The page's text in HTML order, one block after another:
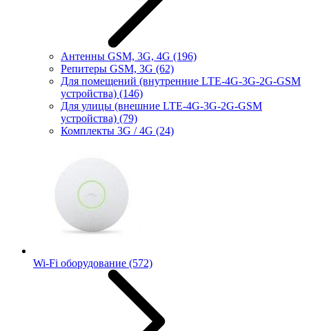
Антенны GSM, 3G, 4G (196)
Репитеры GSM, 3G (62)
Для помещений (внутренние LTE-4G-3G-2G-GSM
устройства) (146)
Для улицы (внешние LTE-4G-3G-2G-GSM
устройства) (79)
Комплекты 3G / 4G (24)
Wi-Fi оборудование (572)